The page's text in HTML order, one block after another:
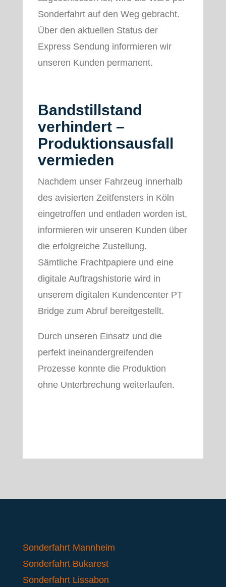
Sonderfahrt auf den Weg gebracht.
Über den aktuellen Status der
Express Sendung informieren wir
unseren Kunden permanent.
Bandstillstand
verhindert –
Produktionsausfall
vermieden
Nachdem unser Fahrzeug innerhalb
des avisierten Zeitfensters in Köln
eingetroffen und entladen worden ist,
informieren wir unseren Kunden über
die erfolgreiche Zustellung.
Sämtliche Frachtpapiere und eine
digitale Auftragshistorie wird in
unserem digitalen Kundencenter PT
Bridge zum Abruf bereitgestellt.
Durch unseren Einsatz und die
perfekt ineinandergreifenden
Prozesse konnte die Produktion
ohne Unterbrechung weiterlaufen.
Sonderfahrt Mannheim
Sonderfahrt Bukarest
Sonderfahrt Lissabon